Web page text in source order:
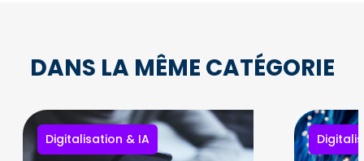
DANS LA MÊME CATÉGORIE
Digitalisation & IA